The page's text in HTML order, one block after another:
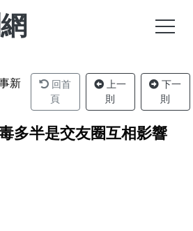
新
回首
頁
上一
則
下一
則
多半是交友圈互相影響